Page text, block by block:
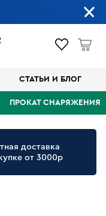
СТАТЬИ И БЛОГ
ПРОКАТ СНАРЯЖЕНИЯ
доставка
от 3000р